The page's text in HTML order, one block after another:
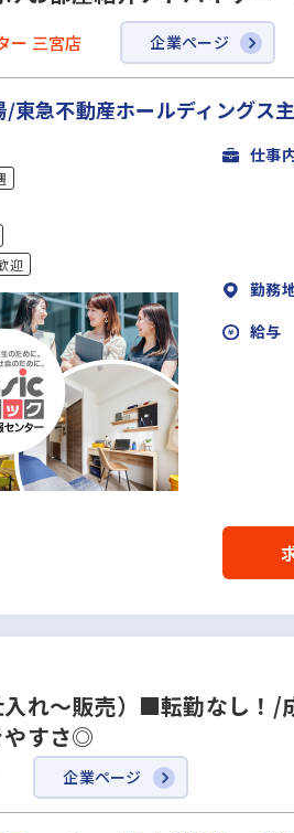
ー 三宮店 企業ページ
/東急不動産ホールディングス
迎
仕事
勤務
給与
れ～販売）■転勤なし！/
やすさ◎
企業ページ